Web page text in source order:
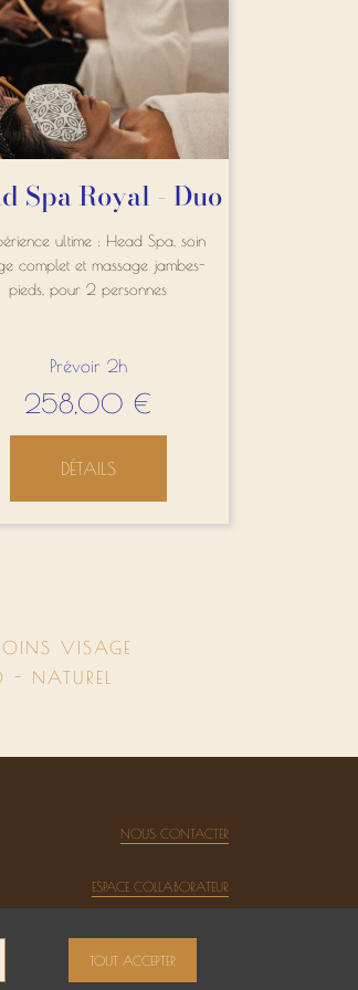
TOUT ACCEPTER
Spa Royal - Duo
ultime : Head Spa, soin
complet et massage jambes-
pieds, pour 2 personnes
Prévoir 2h
258,00 €
DÉTAILS
VISAGE
- NATUREL
NOUS CONTACTER
ESPACE COLLABORATEUR
webdesign > creation web > developpement > SEO
ligne, gestion stock, gestion spa urbain, spa hôtelier, crm, erp